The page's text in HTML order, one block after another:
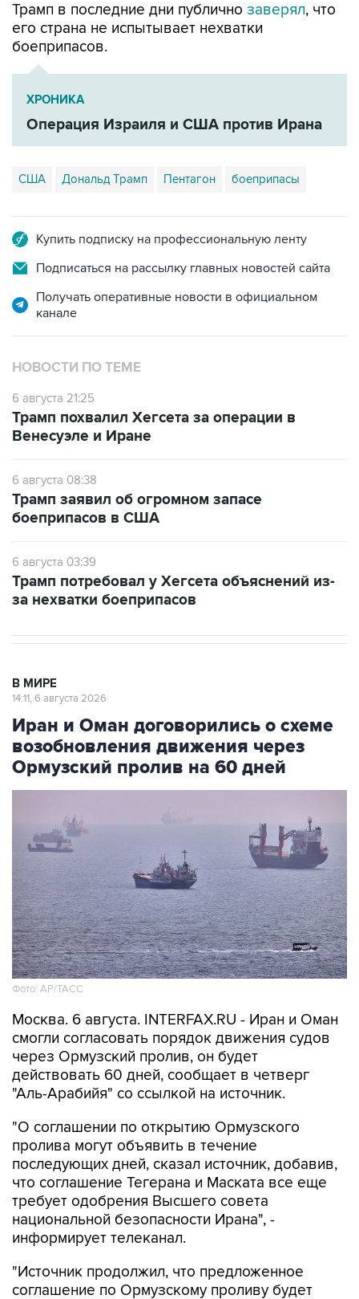
Трамп в последние дни публично заверял, что
его страна не испытывает нехватки
боеприпасов.
ХРОНИКА
Операция Израиля и США против Ирана
США Дональд Трамп Пентагон боеприпасы
Купить подписку на профессиональную ленту
Подписаться на рассылку главных новостей сайта
Получать оперативные новости в официальном
канале
НОВОСТИ ПО ТЕМЕ
6 августа 21:25
Трамп похвалил Хегсета за операции в
Венесуэле и Иране
6 августа 08:38
Трамп заявил об огромном запасе
боеприпасов в США
6 августа 03:39
Трамп потребовал у Хегсета объяснений из-
за нехватки боеприпасов
В МИРЕ
14:11, 6 августа 2026
Иран и Оман договорились о схеме
возобновления движения через
Ормузский пролив на 60 дней
Фото: AP/ТАСС
Москва. 6 августа. INTERFAX.RU - Иран и Оман
смогли согласовать порядок движения судов
через Ормузский пролив, он будет
действовать 60 дней, сообщает в четверг
"Аль-Арабийя" со ссылкой на источник.
"О соглашении по открытию Ормузского
пролива могут объявить в течение
последующих дней, сказал источник, добавив,
что соглашение Тегерана и Маската все еще
требует одобрения Высшего совета
национальной безопасности Ирана", -
информирует телеканал.
"Источник продолжил, что предложенное
соглашение по Ормузскому проливу будет